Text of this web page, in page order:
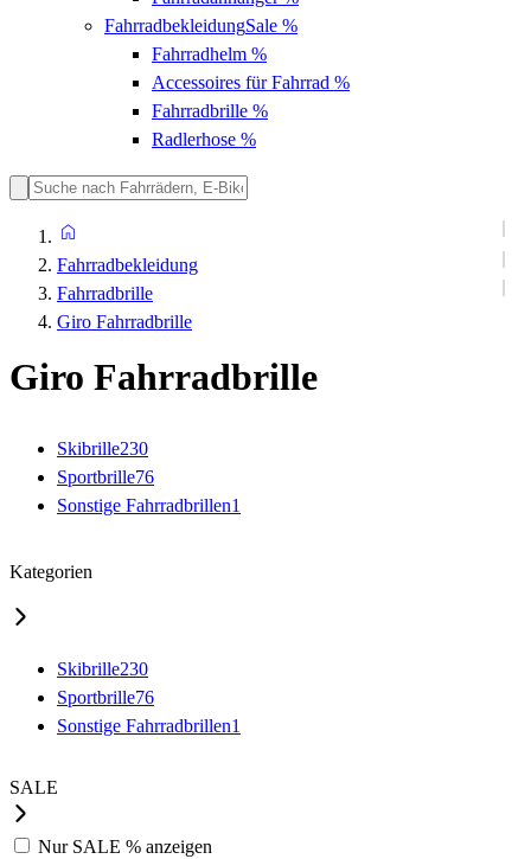
FahrradbekleidungSale %
Fahrradhelm %
Accessoires für Fahrrad %
Fahrradbrille %
Radlerhose %
Fahrradbekleidung
Fahrradbrille
Giro Fahrradbrille
Giro Fahrradbrille
Skibrille230
Sportbrille76
Sonstige Fahrradbrillen1
Kategorien
Skibrille230
Sportbrille76
Sonstige Fahrradbrillen1
SALE
Nur SALE % anzeigen